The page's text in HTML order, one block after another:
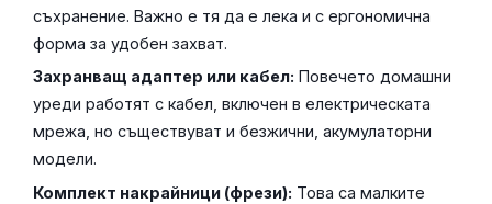
съхранение. Важно е тя да е лека и с ергономична
форма за удобен захват.
Захранващ адаптер или кабел: Повечето домашни
уреди работят с кабел, включен в електрическата
мрежа, но съществуват и безжични, акумулаторни
модели.
Комплект накрайници (фрези): Това са малките